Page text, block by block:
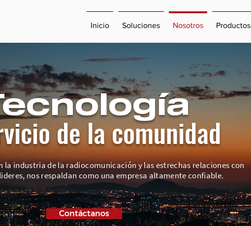
Inicio Soluciones Nosotros Productos
de la comunidad
la industria de la radiocomunicación y las estrechas relaciones con
nos respaldan como una empresa altamente confiable.
Contáctanos